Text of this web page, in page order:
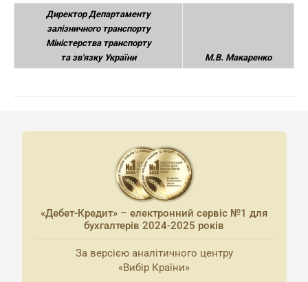
Директор Департаменту
залізничного транспорту
Міністерства транспорту
та зв'язку України
М.В. Макаренко
«Дебет-Кредит» – електронний сервіс №1 для
бухгалтерів 2024-2025 років
За версією аналітичного центру
«Вибір Країни»